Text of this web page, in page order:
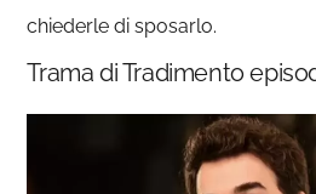
chiederle di sposarlo.
Trama di Tradimento